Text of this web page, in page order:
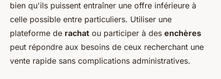
bien qu'ils puissent entraîner une offre inférieure à
celle possible entre particuliers. Utiliser une
plateforme de rachat ou participer à des enchères
peut répondre aux besoins de ceux recherchant une
vente rapide sans complications administratives.